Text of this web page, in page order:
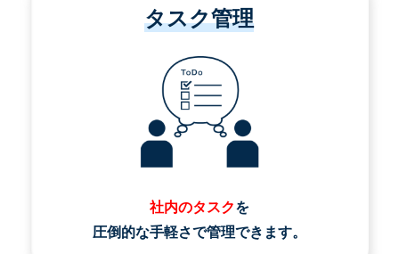
タスク管理
社内のタスクを
圧倒的な手軽さで管理できます。